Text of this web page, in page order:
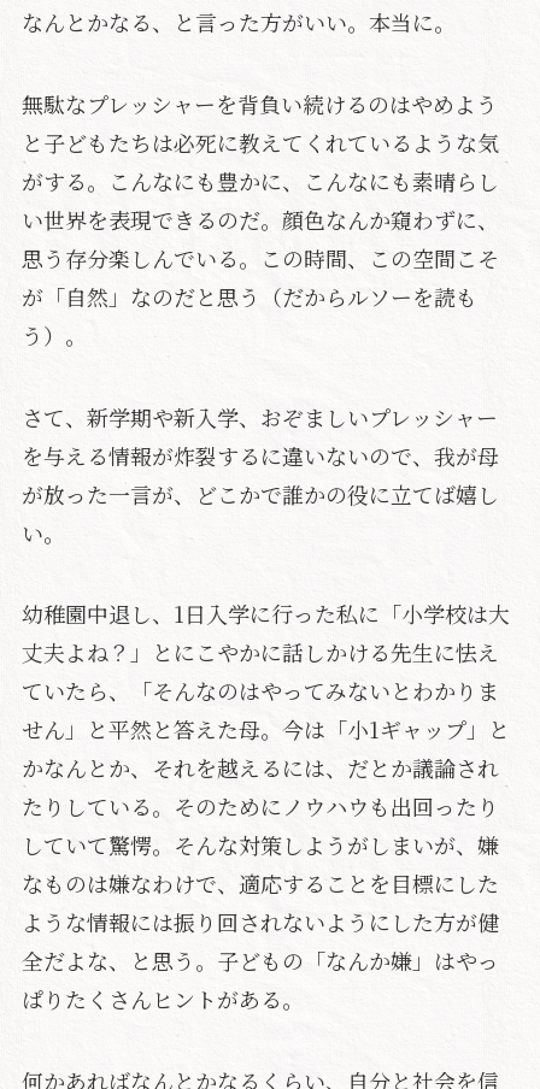
なんとかなる、と言った方がいい。本当に。
無駄なプレッシャーを背負い続けるのはやめよう
と子どもたちは必死に教えてくれているような気
がする。こんなにも豊かに、こんなにも素晴らし
い世界を表現できるのだ。顔色なんか窺わずに、
思う存分楽しんでいる。この時間、この空間こそ
が「自然」なのだと思う（だからルソーを読も
う）。
さて、新学期や新入学、おぞましいプレッシャー
を与える情報が炸裂するに違いないので、我が母
が放った一言が、どこかで誰かの役に立てば嬉し
い。
幼稚園中退し、1日入学に行った私に「小学校は大
丈夫よね？」とにこやかに話しかける先生に怯え
ていたら、「そんなのはやってみないとわかりま
せん」と平然と答えた母。今は「小1ギャップ」と
かなんとか、それを越えるには、だとか議論され
たりしている。そのためにノウハウも出回ったり
していて驚愕。そんな対策しようがしまいが、嫌
なものは嫌なわけで、適応することを目標にした
ような情報には振り回されないようにした方が健
全だよな、と思う。子どもの「なんか嫌」はやっ
ぱりたくさんヒントがある。
何かあればなんとかなるくらい、自分と社会を信